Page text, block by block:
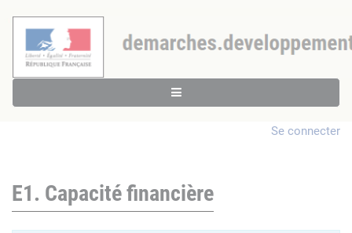
Se connecter
E1. Capacité financière